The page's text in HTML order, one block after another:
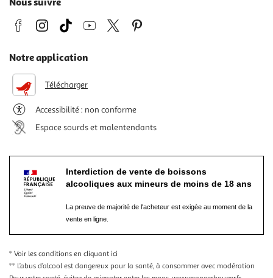
Notre application
Télécharger
Accessibilité : non conforme
Espace sourds et malentendants
Interdiction de vente de boissons
alcooliques aux mineurs de moins de 18 ans
La preuve de majorité de l'acheteur est exigée au moment de la
vente en ligne.
* Voir les conditions en cliquant ici
** L’abus d’alcool est dangereux pour la santé, à consommer avec modération